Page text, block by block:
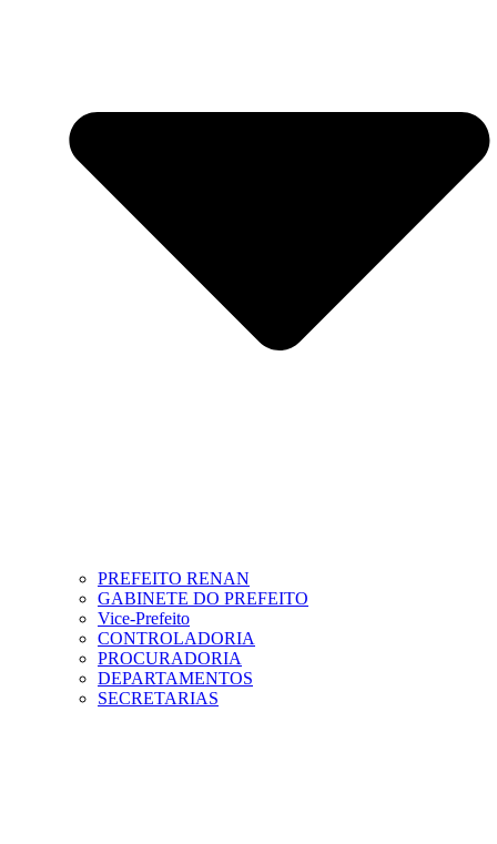
PREFEITO RENAN
GABINETE DO PREFEITO
Vice-Prefeito
CONTROLADORIA
PROCURADORIA
DEPARTAMENTOS
SECRETARIAS